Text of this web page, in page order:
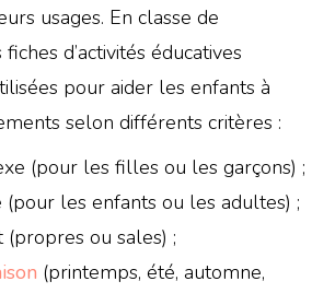
usages. En classe de
d’activités éducatives
pour aider les enfants à
selon différents critères :
(pour les filles ou les garçons) ;
(pour les enfants ou les adultes) ;
(propres ou sales) ;
(printemps, été, automne,